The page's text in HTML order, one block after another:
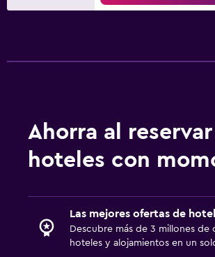
Ahorra al reservar
hoteles con
Las mejores ofertas de
Descubre más de 3 millones de
hoteles y alojamientos en un